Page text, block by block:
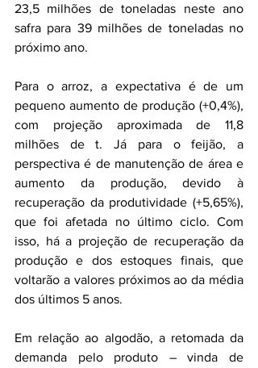
23,5 milhões de toneladas neste ano
safra para 39 milhões de toneladas no
próximo ano.
Para o arroz, a expectativa é de um
pequeno aumento de produção (+0,4%),
com projeção aproximada de 11,8
milhões de t. Já para o feijão, a
perspectiva é de manutenção de área e
aumento da produção, devido à
recuperação da produtividade (+5,65%),
que foi afetada no último ciclo. Com
isso, há a projeção de recuperação da
produção e dos estoques finais, que
voltarão a valores próximos ao da média
dos últimos 5 anos.
Em relação ao algodão, a retomada da
demanda pelo produto – vinda de